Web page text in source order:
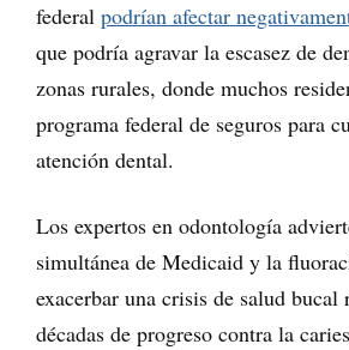
federal podrían afectar
que podría agravar la escasez de
zonas rurales, donde muchos
programa federal de seguros para
atención dental.
Los expertos en odontología
simultánea de Medicaid y la
exacerbar una crisis de salud
décadas de progreso contra la